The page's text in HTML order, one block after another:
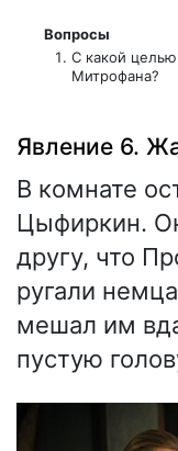
Вопросы
С какой
Митрофана?
Явление 6.
В комнате
Цыфиркин.
другу, что
ругали
мешал им
пустую